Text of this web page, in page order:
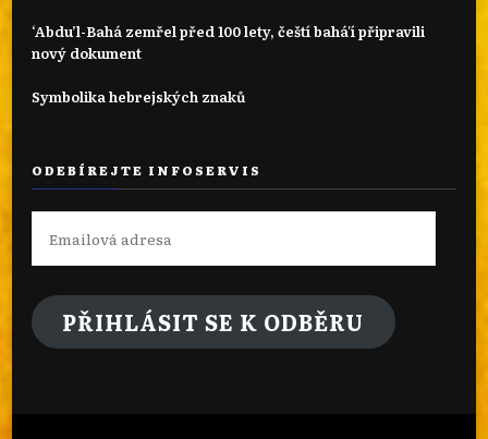
‘Abdu’l-Bahá zemřel před 100 lety, čeští bahá'í připravili
nový dokument
Symbolika hebrejských znaků
ODEBÍREJTE INFOSERVIS
Emailová
adresa
PŘIHLÁSIT SE K ODBĚRU